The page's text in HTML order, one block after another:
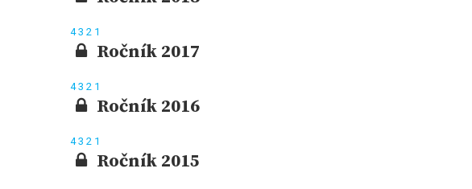
43 2 1
Ročník 2017
43 2 1
Ročník 2016
43 2 1
Ročník 2015